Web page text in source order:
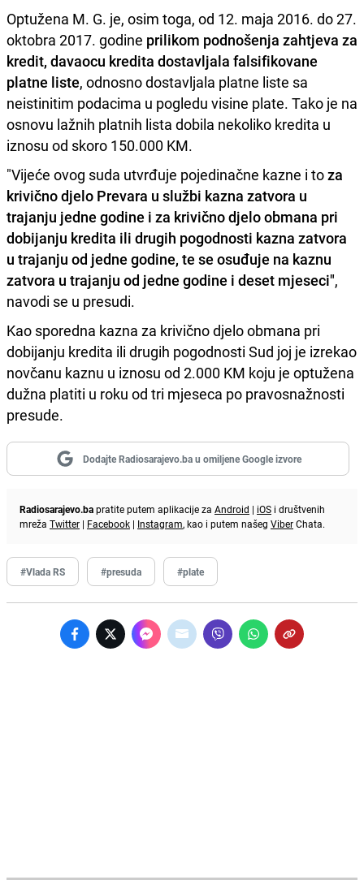
Optužena M. G. je, osim toga, od 12. maja 2016. do 27.
oktobra 2017. godine prilikom podnošenja zahtjeva za
kredit, davaocu kredita dostavljala falsifikovane
platne liste, odnosno dostavljala platne liste sa
neistinitim podacima u pogledu visine plate. Tako je na
osnovu lažnih platnih lista dobila nekoliko kredita u
iznosu od skoro 150.000 KM.
"Vijeće ovog suda utvrđuje pojedinačne kazne i toza
krivično djelo Prevara u službi kazna zatvora u
trajanju jedne godine i za krivično djelo obmana pri
dobijanju kredita ili drugih pogodnosti kazna zatvora
u trajanju od jedne godine, te se osuđuje na kaznu
zatvora u trajanju od jedne godine i deset mjeseci",
navodi se u presudi.
Kao sporedna kazna za krivično djelo obmana pri
dobijanju kredita ili drugih pogodnosti Sud joj je izrekao
novčanu kaznu u iznosu od 2.000 KM koju je optužena
dužna platiti u roku od tri mjeseca po pravosnažnosti
presude.
Dodajte Radiosarajevo.ba u omiljene Google izvore
Radiosarajevo.bapratite putem aplikacije za Android | iOS i društvenih
mreža Twitter | Facebook | Instagram, kao i putem našeg ViberChata.
#Vlada RS #presuda #plate